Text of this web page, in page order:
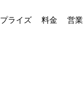
ライズ 料金 営